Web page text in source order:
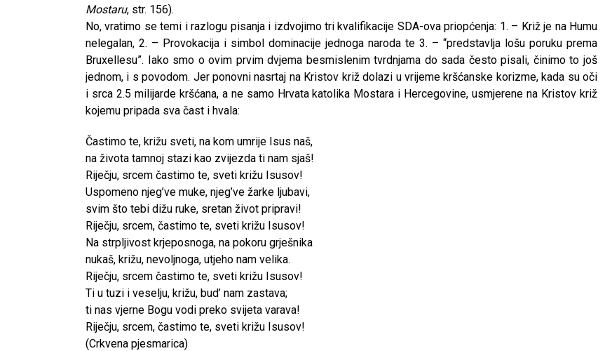
Mostaru, str. 156).
No, vratimo se temi i razlogu pisanja i izdvojimo tri kvalifikacije SDA-ova priopćenja: 1. – Križ je na Humu
nelegalan, 2. – Provokacija i simbol dominacije jednoga naroda te 3. – “predstavlja lošu poruku prema
Bruxellesu”. Iako smo o ovim prvim dvjema besmislenim tvrdnjama do sada često pisali, činimo to još
jednom, i s povodom. Jer ponovni nasrtaj na Kristov križ dolazi u vrijeme kršćanske korizme, kada su oči
i srca 2.5 milijarde kršćana, a ne samo Hrvata katolika Mostara i Hercegovine, usmjerene na Kristov križ
kojemu pripada sva čast i hvala:
Častimo te, križu sveti, na kom umrije Isus naš,
na života tamnoj stazi kao zvijezda ti nam sjaš!
Riječju, srcem častimo te, sveti križu Isusov!
Uspomeno njeg’ve muke, njeg’ve žarke ljubavi,
svim što tebi dižu ruke, sretan život pripravi!
Riječju, srcem, častimo te, sveti križu Isusov!
Na strpljivost krjeposnoga, na pokoru grješnika
nukaš, križu, nevoljnoga, utjeho nam velika.
Riječju, srcem častimo te, sveti križu Isusov!
Ti u tuzi i veselju, križu, bud’ nam zastava;
ti nas vjerne Bogu vodi preko svijeta varava!
Riječju, srcem, častimo te, sveti križu Isusov!
(Crkvena pjesmarica)
Kad se nasilje pretvara u optužnicu Smrtovdan nadbiskupa Petra Čule